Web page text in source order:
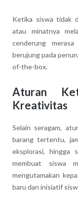
Ketika siswa tidak
atau minatnya
cenderung
berujung pada
of-the-box.
Aturan
Kreativitas
Selain seragam,
barang tertentu,
eksplorasi, hingga
membuat siswa
mengutamakan
baru dan inisiatif